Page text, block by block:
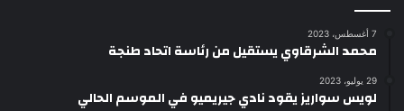
7 أغسطس، 2023
محمد الشرقاوي يستقيل من رئاسة اتحاد طنجة
29 يوليو، 2023
لويس سواريز يقود نادي جيريميو في الموسم الحالي